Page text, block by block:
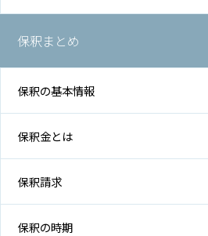
保釈まとめ
保釈の基本情報
保釈金とは
保釈請求
保釈の時期